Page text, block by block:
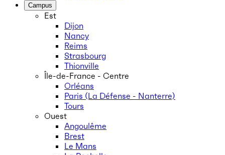
Campus
Est
Dijon
Nancy
Reims
Strasbourg
Thionville
Île-de-France - Centre
Orléans
Paris (La Défense - Nanterre)
Tours
Ouest
Angoulême
Brest
Le Mans